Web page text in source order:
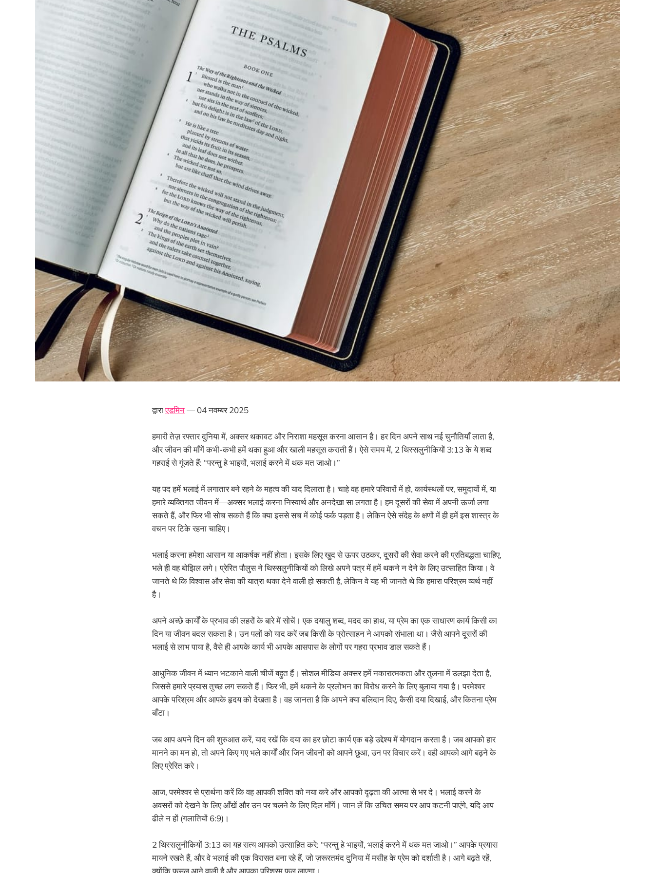
द्वाराएडमिन— 04 नवम्बर 2025
हमारी तेज़ रफ्तार दुनिया में, अक्सर थकावट और निराशा महसूस करना आसान है। हर दिन अपने साथ नई चुनौतियाँ लाता है,
और जीवन की माँगें कभी-कभी हमें थका हुआ और खाली महसूस कराती हैं। ऐसे समय में, 2 थिस्सलुनीकियों 3:13 के ये शब्द
गहराई से गूंजते हैं: “परन्तु हे भाइयों, भलाई करने में थक मत जाओ।”
यह पद हमें भलाई में लगातार बने रहने के महत्व की याद दिलाता है। चाहे वह हमारे परिवारों में हो, कार्यस्थलों पर, समुदायों में, या
हमारे व्यक्तिगत जीवन में—अक्सर भलाई करना निस्वार्थ और अनदेखा सा लगता है। हम दूसरों की सेवा में अपनी ऊर्जा लगा
सकते हैं, और फिर भी सोच सकते हैं कि क्या इससे सच में कोई फर्क पड़ता है। लेकिन ऐसे संदेह के क्षणों में ही हमें इस शास्त्र के
वचन पर टिके रहना चाहिए।
भलाई करना हमेशा आसान या आकर्षक नहीं होता। इसके लिए खुद से ऊपर उठकर, दूसरों की सेवा करने की प्रतिबद्धता चाहिए,
भले ही वह बोझिल लगे। प्रेरित पौलुस ने थिस्सलुनीकियों को लिखे अपने पत्र में हमें थकने न देने के लिए उत्साहित किया। वे
जानते थे कि विश्वास और सेवा की यात्रा थका देने वाली हो सकती है, लेकिन वे यह भी जानते थे कि हमारा परिश्रम व्यर्थ नहीं
है।
अपने अच्छे कार्यों के प्रभाव की लहरों के बारे में सोचें। एक दयालु शब्द, मदद का हाथ, या प्रेम का एक साधारण कार्य किसी का
दिन या जीवन बदल सकता है। उन पलों को याद करें जब किसी के प्रोत्साहन ने आपको संभाला था। जैसे आपने दूसरों की
भलाई से लाभ पाया है, वैसे ही आपके कार्य भी आपके आसपास के लोगों पर गहरा प्रभाव डाल सकते हैं।
आधुनिक जीवन में ध्यान भटकाने वाली चीजें बहुत हैं। सोशल मीडिया अक्सर हमें नकारात्मकता और तुलना में उलझा देता है,
जिससे हमारे प्रयास तुच्छ लग सकते हैं। फिर भी, हमें थकने के प्रलोभन का विरोध करने के लिए बुलाया गया है। परमेश्वर
आपके परिश्रम और आपके हृदय को देखता है। वह जानता है कि आपने क्या बलिदान दिए, कैसी दया दिखाई, और कितना प्रेम
बाँटा।
जब आप अपने दिन की शुरुआत करें, याद रखें कि दया का हर छोटा कार्य एक बड़े उद्देश्य में योगदान करता है। जब आपको हार
मानने का मन हो, तो अपने किए गए भले कार्यों और जिन जीवनों को आपने छुआ, उन पर विचार करें। वही आपको आगे बढ़ने के
लिए प्रेरित करे।
आज, परमेश्वर से प्रार्थना करें कि वह आपकी शक्ति को नया करे और आपको दृढ़ता की आत्मा से भर दे। भलाई करने के
अवसरों को देखने के लिए आँखें और उन पर चलने के लिए दिल माँगें। जान लें कि उचित समय पर आप कटनी पाएंगे, यदि आप
ढीले न हों (गलातियों 6:9)।
2 थिस्सलुनीकियों 3:13 का यह सत्य आपको उत्साहित करे: “परन्तु हे भाइयों, भलाई करने में थक मत जाओ।” आपके प्रयास
मायने रखते हैं, और वे भलाई की एक विरासत बना रहे हैं, जो ज़रूरतमंद दुनिया में मसीह के प्रेम को दर्शाती है। आगे बढ़ते रहें,
क्योंकि फसल आने वाली है और आपका परिश्रम फल लाएगा।